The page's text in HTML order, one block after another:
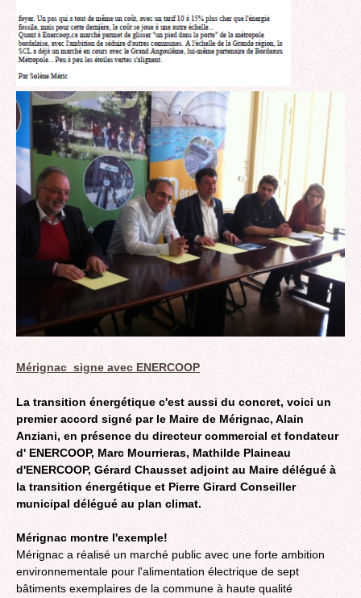
Mérignac signe avec ENERCOOP
La transition énergétique c'est aussi du concret, voici un
premier accord signé par le Maire de Mérignac, Alain
Anziani, en présence du directeur commercial et fondateur
d' ENERCOOP, Marc Mourrieras, Mathilde Plaineau
d'ENERCOOP, Gérard Chausset adjoint au Maire délégué à
la transition énergétique et Pierre Girard Conseiller
municipal délégué au plan climat.
Mérignac montre l'exemple!
Mérignac a réalisé un marché public avec une forte ambition
environnementale pour l'alimentation électrique de sept
bâtiments exemplaires de la commune à haute qualité